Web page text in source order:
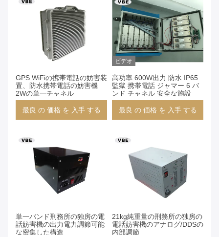
GPS WiFiの携帯電話の妨害装
置、防水携帯電話の妨害機
2Wの単一チャネル
最良 の 価格 を 入手 する
ビデオ
高功率 600W出力 防水 IP65
監獄 携帯電話 ジャマー 6 バ
ンド チャネル 安全な施設
最良 の 価格 を 入手 する
単一バンド刑務所の独房の電
話妨害機の出力電力調節可能
な密集した構造
21kg純重量の刑務所の独房の
電話妨害機のアナログ/DDSの
内部調節